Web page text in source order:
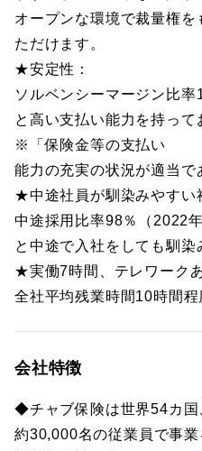
オープンな環境で裁量権
ただけます。
★安定性：
ソルベンシーマージン比率
と高い支払い能力を持って
※「保険金等の支払い
能力の充実の状況が適当
★中途社員が馴染みやすい
中途採用比率98％（2022
と中途で入社をしても馴染
★実働7時間、テレワーク
全社平均残業時間10時間程
会社特徴
◆チャブ保険は世界54カ国
約30,000名の従業員で事